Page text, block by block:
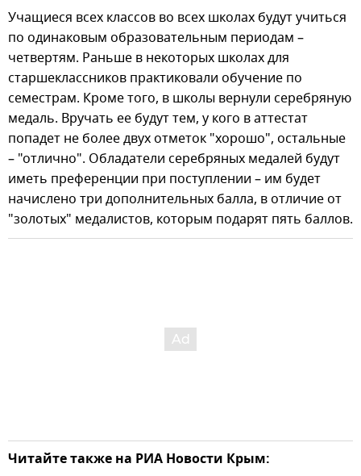
Учащиеся всех классов во всех школах будут учиться
по одинаковым образовательным периодам –
четвертям. Раньше в некоторых школах для
старшеклассников практиковали обучение по
семестрам. Кроме того, в школы вернули серебряную
медаль. Вручать ее будут тем, у кого в аттестат
попадет не более двух отметок "хорошо", остальные
– "отлично". Обладатели серебряных медалей будут
иметь преференции при поступлении – им будет
начислено три дополнительных балла, в отличие от
"золотых" медалистов, которым подарят пять баллов.
Читайте также на РИА Новости Крым: